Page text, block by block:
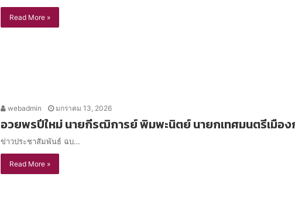
Read More »
webadmin มกราคม 13, 2026
อวยพรปีใหม่ นายกีรฒิการย์ พิมพะนิตย์ นายกเทศมนตรีเมือ
ข่าวประชาสัมพันธ์ ฉบ…
Read More »